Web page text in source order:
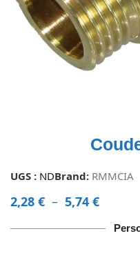
UGS : NDBrand: RMMCIA
2,28 € – 5,74 €